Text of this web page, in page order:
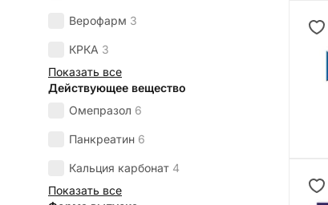
Верофарм 3
КРКА 3
Показать все
Действующее вещество
Омепразол 6
Панкреатин 6
Кальция карбонат 4
Показать все